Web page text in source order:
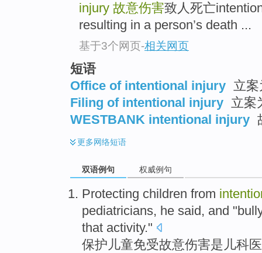
injury 故意伤害致人死亡
resulting in a person’s death ...
基于3个网页-相关网页
短语
Office of intentional injury 立
Filing of intentional injury 立案
WESTBANK intentional injury
更多网络短语
双语例句 权威例句
Protecting children from
pediatricians, he said , and "
that activity."
保护 儿童免受故意伤害是 儿科